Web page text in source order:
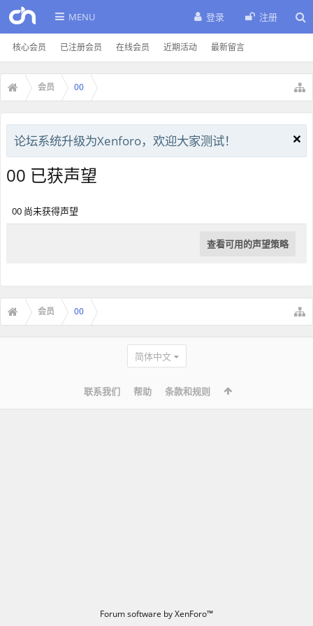
MENU
核心会员 已注册会员 在线会员 近期活动 最新留言
登录 注册
会员 00
论坛系统升级为Xenforo，欢迎大家测试！
00 已获声望
00 尚未获得声望
查看可用的声望策略
会员 00
简体中文
联系我们 帮助 条款和规则
Forum software by XenForo™